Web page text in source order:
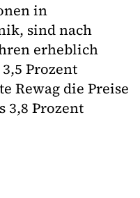
in
sind nach
erheblich
Prozent
Rewag die Preise
3,8 Prozent